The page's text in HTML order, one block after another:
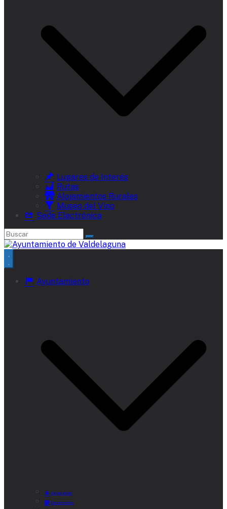
Lugares de Interés
Rutas
Alojamientos Rurales
Museo del Vino
Sede Electrónica
Ayuntamiento
Corporación
Documentos